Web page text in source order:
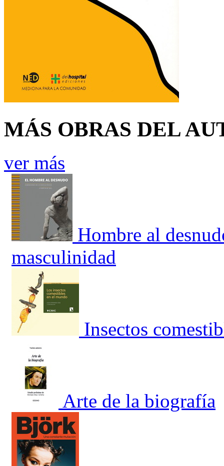
MÁS OBRAS DEL
ver más
Hombre al
masculinidad
Insectos
Arte de la biografía